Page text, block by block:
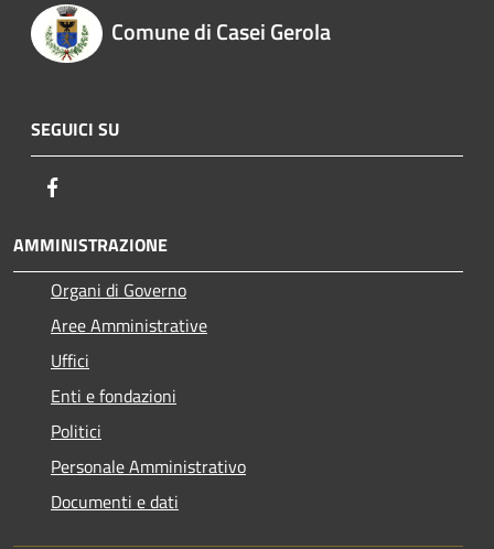
Comune di Casei Gerola
SEGUICI SU
AMMINISTRAZIONE
Organi di Governo
Aree Amministrative
Uffici
Enti e fondazioni
Politici
Personale Amministrativo
Documenti e dati